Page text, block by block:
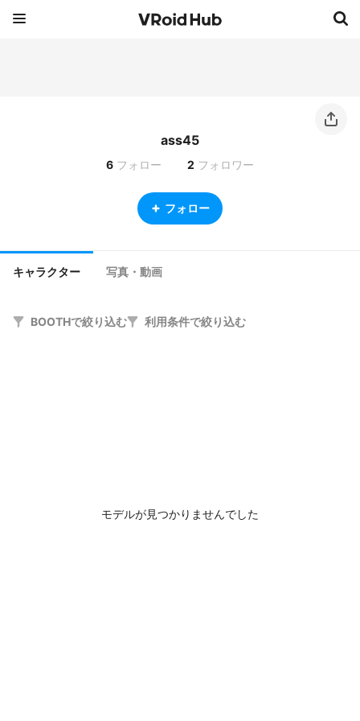
ass45
6 フォロー 2 フォロワー
フォロー
キャラクター 写真・動画
BOOTHで絞り込む 利用条件で絞り込む
モデルが見つかりませんでした